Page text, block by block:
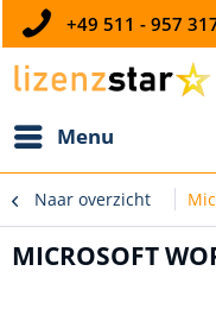
+49 511 - 957
Menu
Naar overzicht
MICROSOFT